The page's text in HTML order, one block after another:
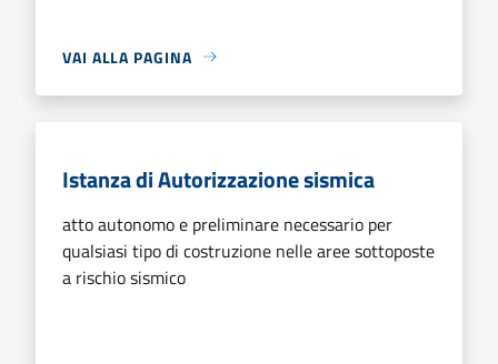
VAI ALLA PAGINA
Istanza di Autorizzazione sismica
atto autonomo e preliminare necessario per
qualsiasi tipo di costruzione nelle aree sottoposte
a rischio sismico